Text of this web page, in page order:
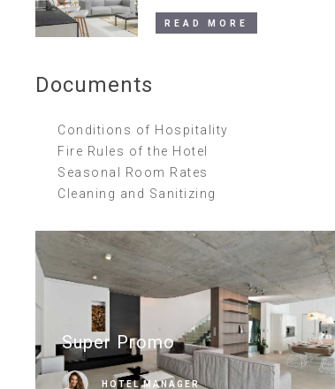
READ MORE
Documents
Conditions of Hospitality
Fire Rules of the Hotel
Seasonal Room Rates
Cleaning and Sanitizing
Super Promo
HOTEL MANAGER